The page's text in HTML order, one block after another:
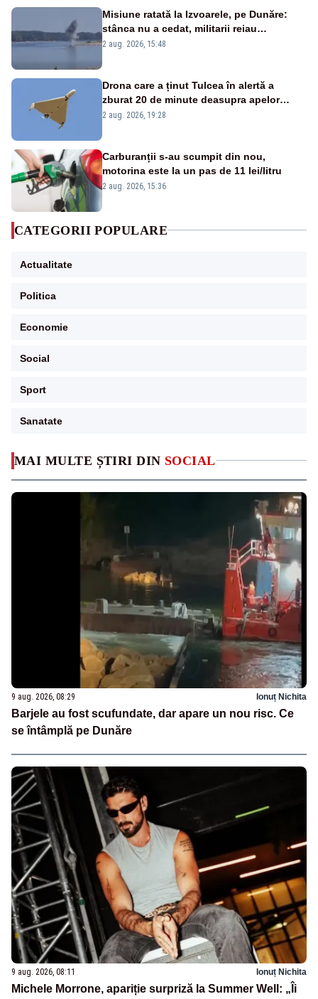
MAI MULTE ȘTIRI DIN SOCIAL
9 aug. 2026, 08:29 Ionuț Nichita
Barjele au fost scufundate, dar apare un nou risc. Ce
se întâmplă pe Dunăre
9 aug. 2026, 08:11 Ionuț Nichita
Michele Morrone, apariție surpriză la Summer Well: „Îi
Misiune ratată la Izvoarele, pe Dunăre:
stânca nu a cedat, militarii reiau
detonările luni – VIDEO
2 aug. 2026, 15:48
Drona care a ținut Tulcea în alertă a
zburat 20 de minute deasupra apelor
României. Au fost ridicate două F-16
2 aug. 2026, 19:28
Carburanții s-au scumpit din nou,
motorina este la un pas de 11 lei/litru
2 aug. 2026, 15:36
CATEGORII POPULARE
Actualitate
Politica
Economie
Social
Sport
Sanatate